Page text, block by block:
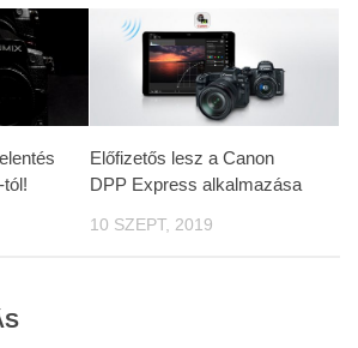
Előfizetős lesz a Canon
DPP Express alkalmazása
10 SZEPT, 2019